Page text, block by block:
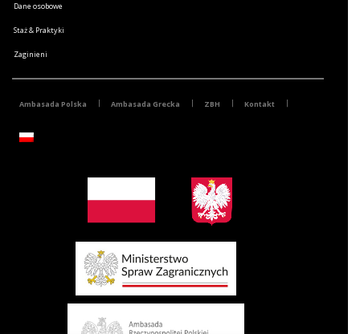
Dane osobowe
Staż & Praktyki
Zaginieni
Ambasada Polska Ambasada Grecka ZBH Kontakt